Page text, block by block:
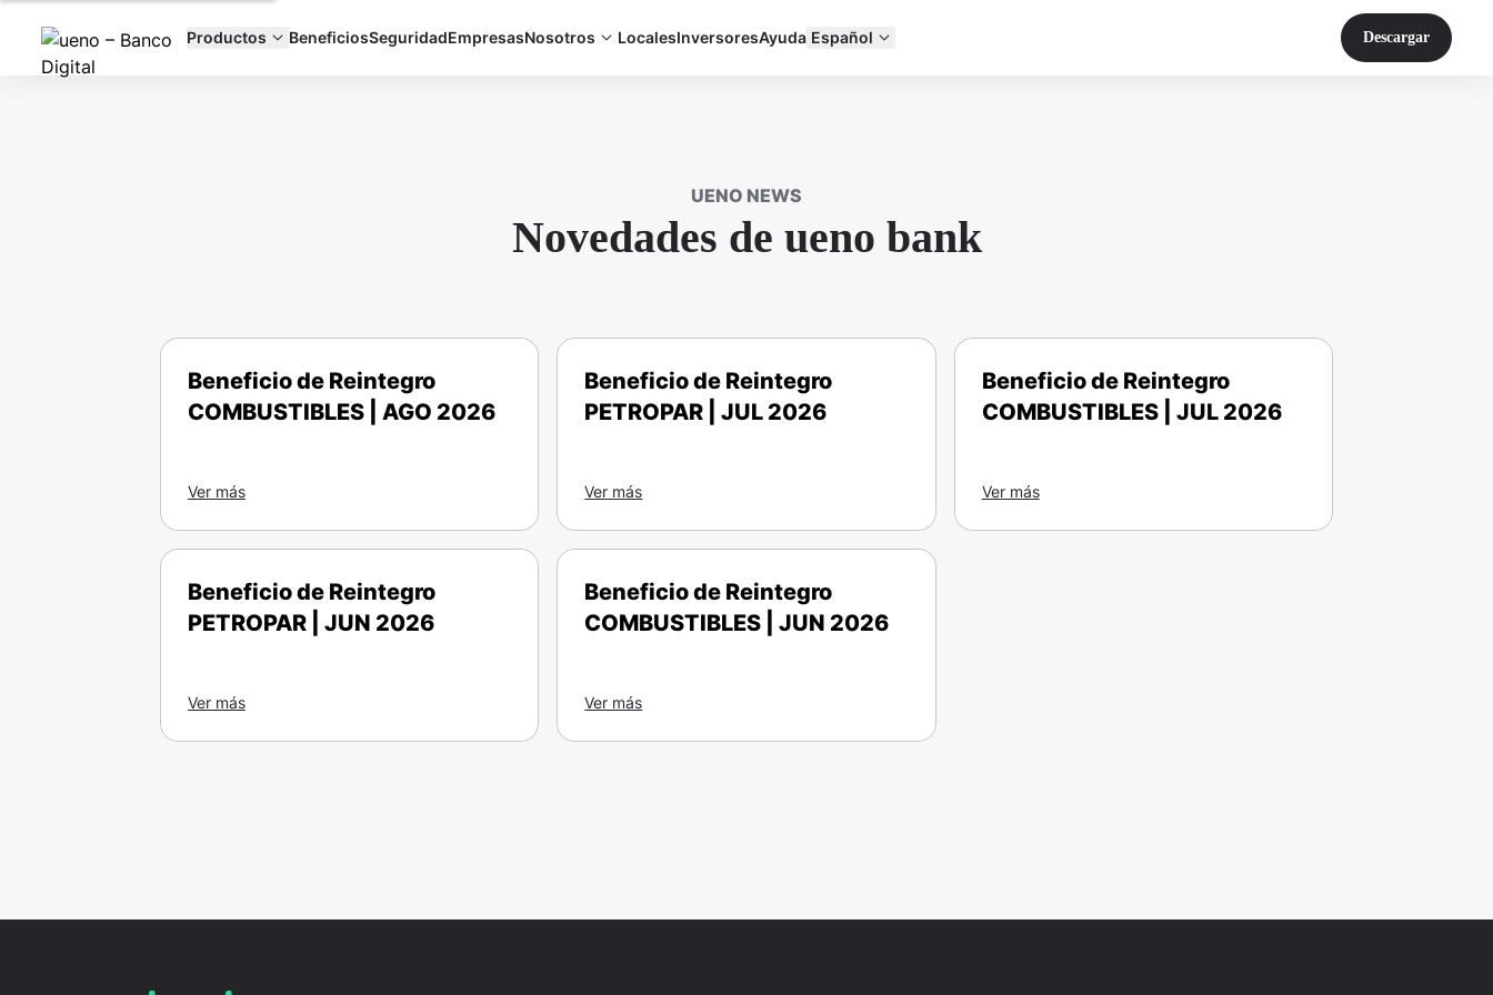
Productos BeneficiosSeguridadEmpresasNosotros LocalesInversoresAyuda Español Descargar
UENO NEWS
Novedades de ueno bank
Beneficio de Reintegro
COMBUSTIBLES | AGO 2026
Ver más
Beneficio de Reintegro
PETROPAR | JUL 2026
Ver más
Beneficio de Reintegro
COMBUSTIBLES | JUL 2026
Ver más
Beneficio de Reintegro
PETROPAR | JUN 2026
Ver más
Beneficio de Reintegro
COMBUSTIBLES | JUN 2026
Ver más